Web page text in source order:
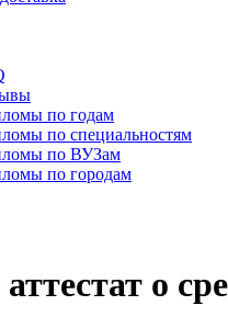
по годам
по специальностям
по ВУЗам
по городам
о